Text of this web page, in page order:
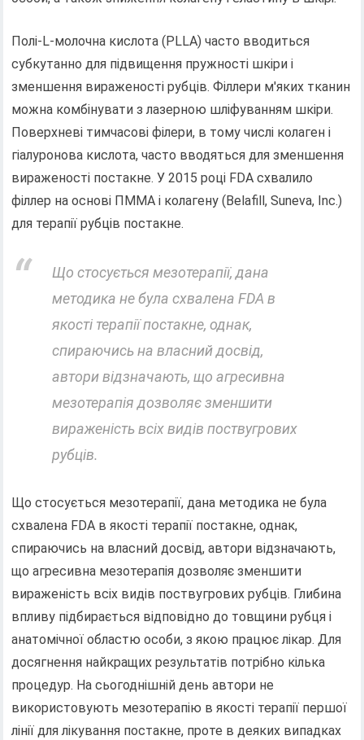
Полі-L-молочна кислота (PLLA) часто вводиться
субкутанно для підвищення пружності шкіри і
зменшення вираженості рубців. Філлери м'яких тканин
можна комбінувати з лазерною шліфуванням шкіри.
Поверхневі тимчасові філери, в тому числі колаген і
гіалуронова кислота, часто вводяться для зменшення
вираженості постакне. У 2015 році FDA схвалило
філлер на основі ПММА і колагену (Belafill, Suneva, Inc.)
для терапії рубців постакне.
Що стосується мезотерапії, дана
методика не була схвалена FDA в
якості терапії постакне, однак,
спираючись на власний досвід,
автори відзначають, що агресивна
мезотерапія дозволяє зменшити
вираженість всіх видів поствугрових
рубців.
Що стосується мезотерапії, дана методика не була
схвалена FDA в якості терапії постакне, однак,
спираючись на власний досвід, автори відзначають,
що агресивна мезотерапія дозволяє зменшити
вираженість всіх видів поствугрових рубців. Глибина
впливу підбирається відповідно до товщини рубця і
анатомічної областю особи, з якою працює лікар. Для
досягнення найкращих результатів потрібно кілька
процедур. На сьогоднішній день автори не
використовують мезотерапію в якості терапії першої
лінії для лікування постакне, проте в деяких випадках